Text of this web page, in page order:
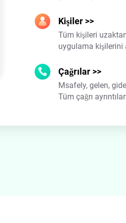
Kişiler >>
Tüm kişileri
uygulama kişilerini
Çağrılar >>
Msafely, gelen,
Tüm çağrı